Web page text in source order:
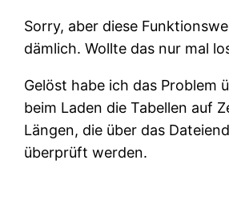
Sorry, aber diese
dämlich. Wollte das nur mal
Gelöst habe ich das Problem
beim Laden die Tabellen auf
Längen, die über das
überprüft werden.